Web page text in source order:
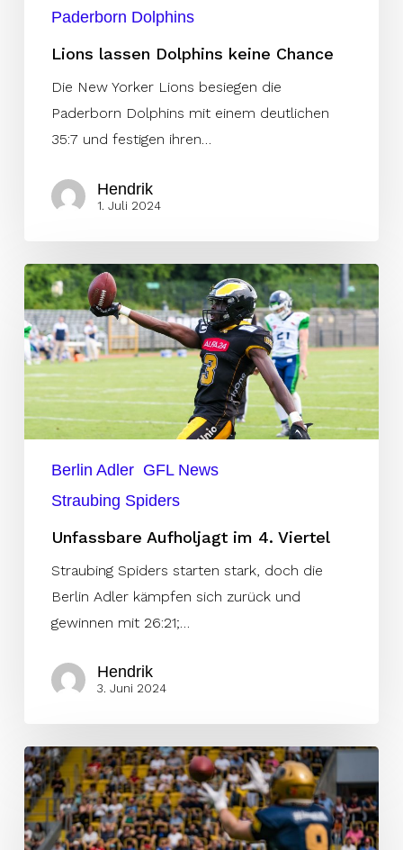
Paderborn Dolphins
Lions lassen Dolphins keine Chance
Die New Yorker Lions besiegen die
Paderborn Dolphins mit einem deutlichen
35:7 und festigen ihren…
Hendrik
1. Juli 2024
Unfassbare
Aufholjagt
im
4.
Viertel
Berlin Adler GFL News
Straubing Spiders
Unfassbare Aufholjagt im 4. Viertel
Straubing Spiders starten stark, doch die
Berlin Adler kämpfen sich zurück und
gewinnen mit 26:21;…
Hendrik
3. Juni 2024
Rekord
Kulisse
darf
Sieg